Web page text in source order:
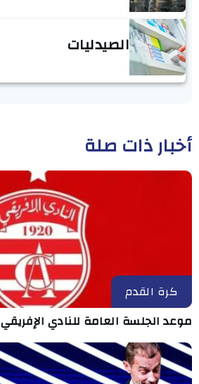
الصيدليات
أخبار ذات صلة
كرة القدم
موعد الجلسة العامة للنادي الإفريقي